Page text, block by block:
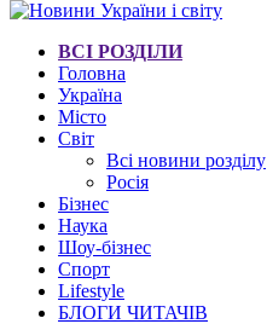
ВСІ РОЗДІЛИ
Головна
Україна
Місто
Світ
Всі новини розділу
Росія
Бізнес
Наука
Шоу-бізнес
Спорт
Lifestyle
БЛОГИ ЧИТАЧІВ